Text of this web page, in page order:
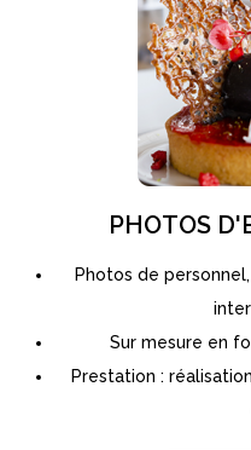
PHOTOS
Photos de
Sur mesure en
Prestation :